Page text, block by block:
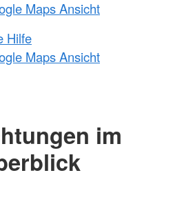
Maps Ansicht
Hilfe
Maps Ansicht
im